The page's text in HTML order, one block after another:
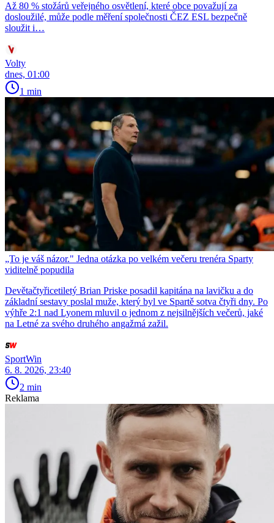
Až 80 % stožárů veřejného osvětlení, které obce považují za
dosloužilé, může podle měření společnosti ČEZ ESL bezpečně
sloužit i…
Volty
dnes, 01:00
1 min
„To je váš názor." Jedna otázka po velkém večeru trenéra Sparty
viditelně popudila
Devětačtyřicetiletý Brian Priske posadil kapitána na lavičku a do
základní sestavy poslal muže, který byl ve Spartě sotva čtyři dny. Po
výhře 2:1 nad Lyonem mluvil o jednom z nejsilnějších večerů, jaké
na Letné za svého druhého angažmá zažil.
SportWin
6. 8. 2026, 23:40
2 min
Reklama